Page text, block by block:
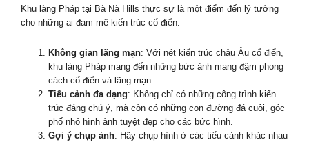
Khu làng Pháp tại Bà Nà Hills thực sự là một điểm đến lý tưởng
cho những ai đam mê kiến trúc cổ điển.
Không gian lãng mạn: Với nét kiến trúc châu Âu cổ điển,
khu làng Pháp mang đến những bức ảnh mang đậm phong
cách cổ điển và lãng mạn.
Tiểu cảnh đa dạng: Không chỉ có những công trình kiến
trúc đáng chú ý, mà còn có những con đường đá cuội, góc
phố nhỏ hình ảnh tuyệt đẹp cho các bức hình.
Gợi ý chụp ảnh: Hãy chụp hình ở các tiểu cảnh khác nhau